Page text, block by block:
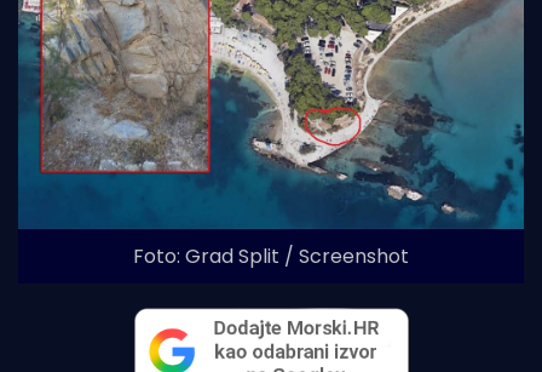
Foto: Grad Split / Screenshot